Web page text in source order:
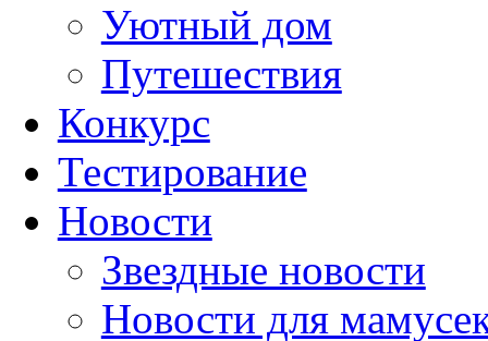
Уютный дом
Путешествия
Конкурс
Тестирование
Новости
Звездные новости
Новости для